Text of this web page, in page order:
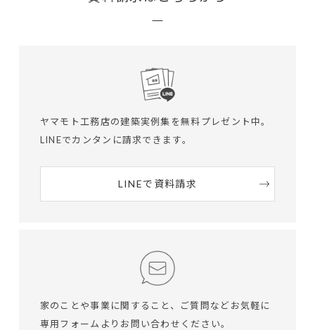
ヤマモト工務店の建築実例集を無料プレゼント中。
LINEでカンタンに請求できます。
LINEで資料請求
家のことや事業に関すること、ご質問など お気軽に
専用フォームよりお問い合わせください。